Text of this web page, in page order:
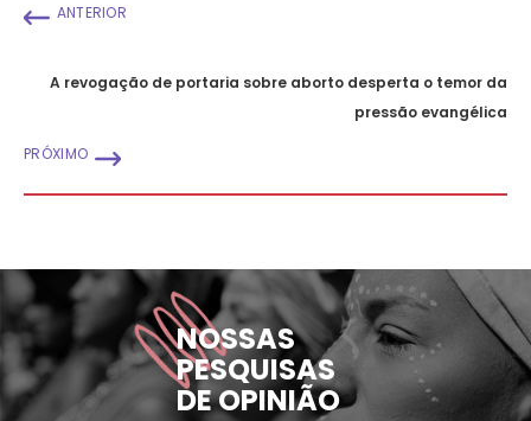
ANTERIOR
A revogação de portaria sobre aborto desperta o temor da
pressão evangélica
PRÓXIMO
NOSSAS
PESQUISAS
DE OPINIÃO